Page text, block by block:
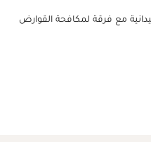
مع فرقة لمكافحة القوارض